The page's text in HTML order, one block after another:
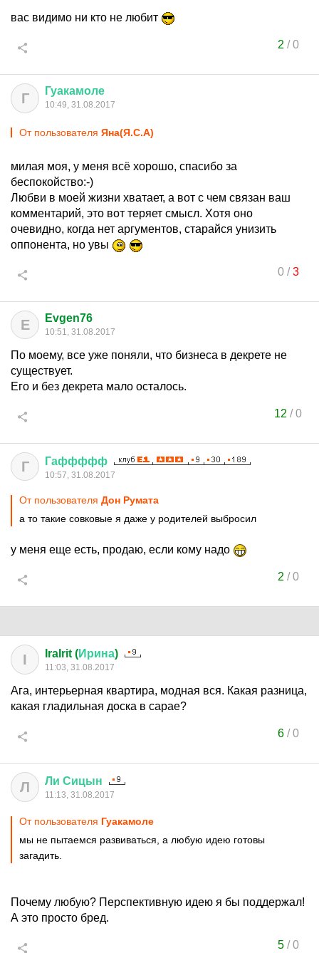
вас видимо ни кто не любит
2 /0
Г Гуакамоле
10:49, 31.08.2017
От пользователя Яна(Я.С.А)
милая моя, у меня всё хорошо, спасибо за
беспокойство:-)
Любви в моей жизни хватает, а вот с чем связан ваш
комментарий, это вот теряет смысл. Хотя оно
очевидно, когда нет аргументов, старайся унизить
оппонента, но увы
0/3
E Evgen76
10:51, 31.08.2017
По моему, все уже поняли, что бизнеса в декрете не
существует.
Его и без декрета мало осталось.
12 /0
Г Гаффффф
10:57, 31.08.2017
От пользователя Дон Руматa
а то такие совковые я даже у родителей выбросил
у меня еще есть, продаю, если кому надо
2 /0
I IraIrit (Ирина)
11:03, 31.08.2017
Ага, интерьерная квартира, модная вся. Какая разница,
какая гладильная доска в сарае?
6/0
Л Ли Сицын
11:13, 31.08.2017
От пользователя Гуакамоле
мы не пытаемся развиваться, а любую идею готовы
загадить.
Почему любую? Перспективную идею я бы поддержал!
А это просто бред.
5/0